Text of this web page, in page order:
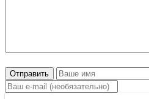
Отправить